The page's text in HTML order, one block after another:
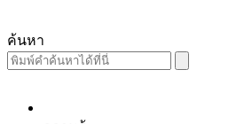
ค้นหา